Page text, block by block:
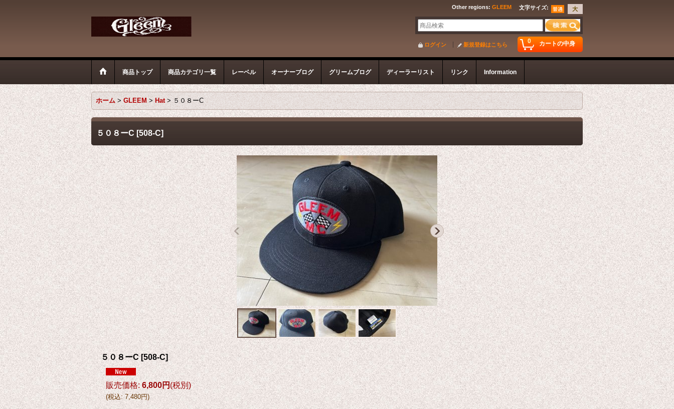
文字サイズ:
Other regions: GLEEM
0 カートの中身
ログイン 新規登録はこちら
商品トップ 商品カテゴリ一覧 レーベル オーナーブログ グリームブログ ディーラーリスト リンク Information
ホーム > GLEEM > Hat > ５０８ーC
５０８ーC [508-C]
５０８ーC [508-C]
販売価格: 6,800円(税別)
(税込: 7,480円)